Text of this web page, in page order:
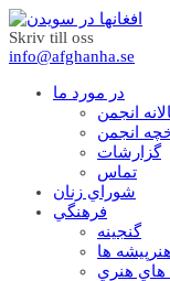
Skriv till oss
info@afghanha.se
در مورد ما
انجمن
انجمن
گزارشات
تماس
شوراي زنان
فرهنگي
گنجينه
هنرپيشه ها
هاي هنري